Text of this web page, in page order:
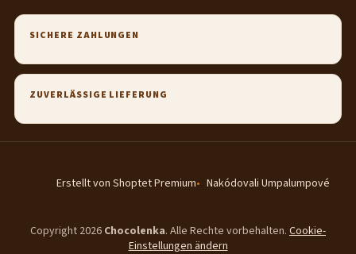
SICHERE ZAHLUNGEN
ZUVERLÄSSIGE LIEFERUNG
Erstellt von Shoptet Premium Nakódovali Umpalumpové
Copyright 2026 Chocolenka. Alle Rechte vorbehalten. Cookie-
Einstellungen ändern